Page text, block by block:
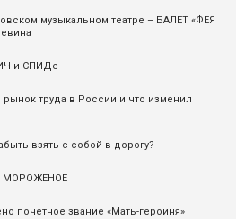
музыкальном театре – БАЛЕТ «ФЕЯ
и СПИДе
труда в России и что изменил
взять с собой в дорогу?
МОРОЖЕНОЕ
почетное звание «Мать-героиня»